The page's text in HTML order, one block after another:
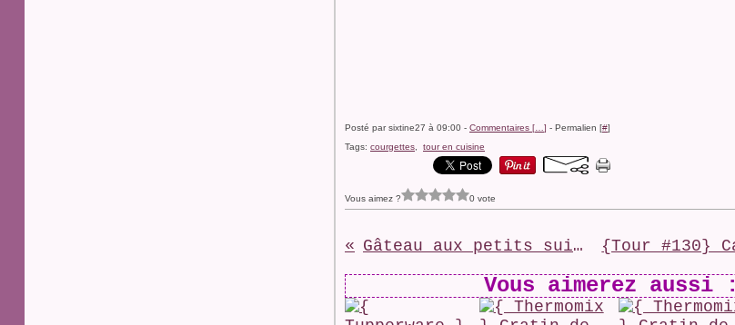
Posté par sixtine27 à 09:00 - Commentaires [ ] - Permalien [#]
Tags: courgettes tour en cuisine
Vous aimez ? 0 vote
Gâteau aux petits suisses
Vous aimerez aussi :